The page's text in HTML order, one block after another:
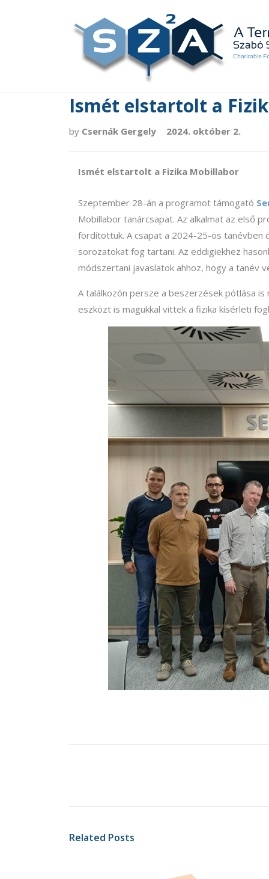
Ismét elstartolt a
by Csernák Gergely 2024. október 2.
Ismét elstartolt a Fizika Mobillabor
Szeptember 28-án a programot támogató
Mobillabor tanárcsapat. Az alkalmat az első
fordítottuk. A csapat a 2024-25-ös tanévben
sorozatokat fog tartani. Az eddigiekhez
módszertani javaslatok ahhoz, hogy a tanév
A találkozón persze a beszerzések pótlása
eszközt is magukkal vittek a fizika kísérleti
Related Posts